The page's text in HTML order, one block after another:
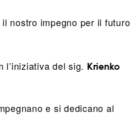
nostro impegno per il futuro
del sig. Krienko
e si dedicano al